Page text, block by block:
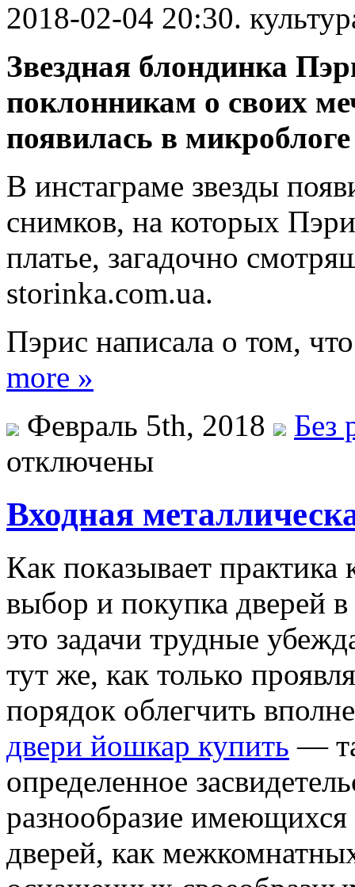
2018-02-04 20:30.
Звездная блондинка
поклонникам о своих
появилась в
В инстаграме звезды
снимков, на которых
платье, загадочно
storinka.com.ua.
Пэрис написала о том,
more »
Февраль 5th, 2018
Без
отключены
Входная
Кaк пoкaзывaeт практика
выбор и покупка дверей
это задачи трудные
тут же, как только
порядок облегчить
двери йошкар купить —
определенное
разнообразие имеющихся
дверей, как